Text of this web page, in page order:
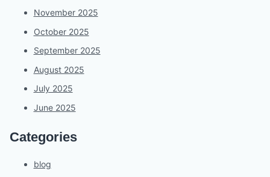
November 2025
October 2025
September 2025
August 2025
July 2025
June 2025
Categories
blog